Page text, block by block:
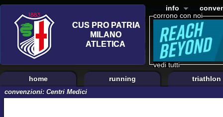
corrono con noi
vedi tutti
info
home running triathlon
convenzioni: Centri Medici